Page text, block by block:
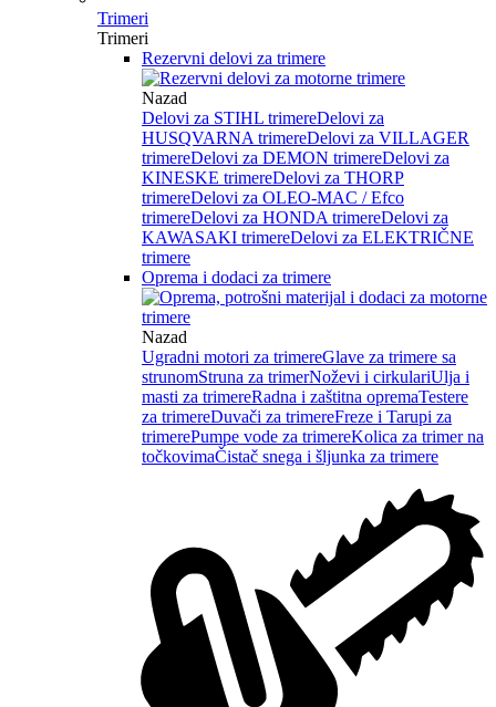
Trimeri
Trimeri
Rezervni delovi za trimere
Nazad
Delovi za STIHL trimereDelovi za
HUSQVARNA trimereDelovi za VILLAGER
trimereDelovi za DEMON trimereDelovi za
KINESKE trimereDelovi za THORP
trimereDelovi za OLEO-MAC / Efco
trimereDelovi za HONDA trimereDelovi za
KAWASAKI trimereDelovi za ELEKTRIČNE
trimere
Oprema i dodaci za trimere
Nazad
Ugradni motori za trimereGlave za trimere sa
strunomStruna za trimerNoževi i cirkulariUlja i
masti za trimereRadna i zaštitna opremaTestere
za trimereDuvači za trimereFreze i Tarupi za
trimerePumpe vode za trimereKolica za trimer na
točkovimaČistač snega i šljunka za trimere